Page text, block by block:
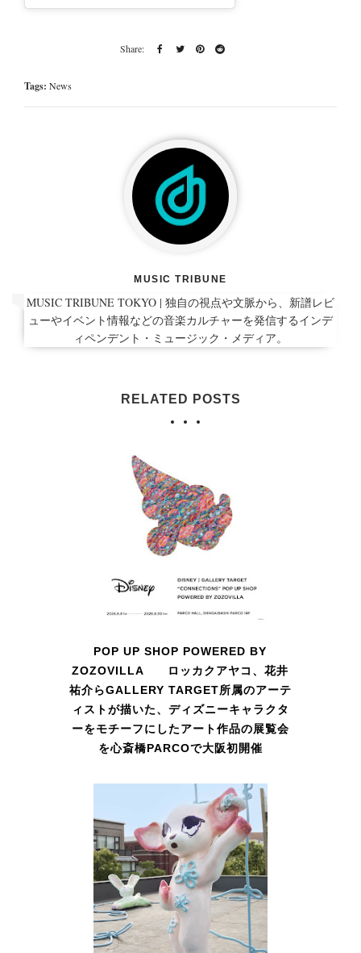
Tags: News
MUSIC TRIBUNE
MUSIC TRIBUNE TOKYO | 独自の視点や文脈から、新譜レビ
ューやイベント情報などの音楽カルチャーを発信するインデ
ィペンデント・ミュージック・メディア。
RELATED POSTS
POP UP SHOP POWERED BY
ZOZOVILLA ロッカクアヤコ、花井
祐介らGALLERY TARGET所属のアーテ
ィストが描いた、ディズニーキャラクタ
ーをモチーフにしたアート作品の展覧会
を心斎橋PARCOで大阪初開催